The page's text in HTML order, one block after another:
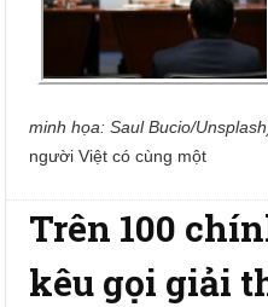
minh họa: Saul Bucio/
người Việt có cùng một
Trên 100
kêu gọi giải